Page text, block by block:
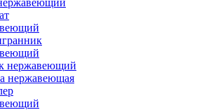
нержавеющий
нержавеющая